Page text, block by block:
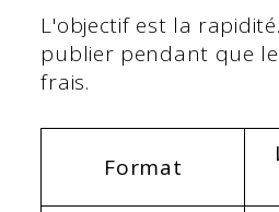
L'objectif est la
publier pendant que
frais.
Format